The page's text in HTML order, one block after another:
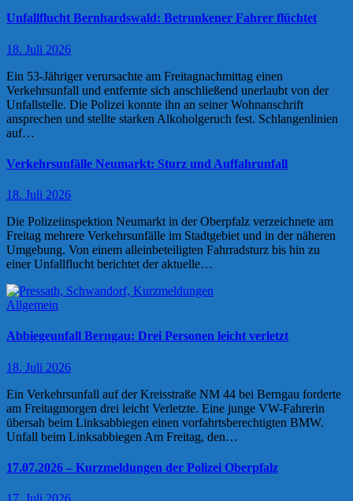
Unfallflucht Bernhardswald: Betrunkener Fahrer flüchtet
18. Juli 2026
Ein 53-Jähriger verursachte am Freitagnachmittag einen
Verkehrsunfall und entfernte sich anschließend unerlaubt von der
Unfallstelle. Die Polizei konnte ihn an seiner Wohnanschrift
ansprechen und stellte starken Alkoholgeruch fest. Schlangenlinien
auf…
Verkehrsunfälle Neumarkt: Sturz und Auffahrunfall
18. Juli 2026
Die Polizeiinspektion Neumarkt in der Oberpfalz verzeichnete am
Freitag mehrere Verkehrsunfälle im Stadtgebiet und in der näheren
Umgebung. Von einem alleinbeteiligten Fahrradsturz bis hin zu
einer Unfallflucht berichtet der aktuelle…
Allgemein
Abbiegeunfall Berngau: Drei Personen leicht verletzt
18. Juli 2026
Ein Verkehrsunfall auf der Kreisstraße NM 44 bei Berngau forderte
am Freitagmorgen drei leicht Verletzte. Eine junge VW-Fahrerin
übersah beim Linksabbiegen einen vorfahrtsberechtigten BMW.
Unfall beim Linksabbiegen Am Freitag, den…
17.07.2026 – Kurzmeldungen der Polizei Oberpfalz